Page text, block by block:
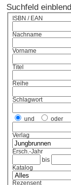
Suchfeld
ISBN / EAN
Nachname
Vorname
Titel
Reihe
Schlagwort
und oder
Verlag
Ersch.-Jahr
bis
Katalog
Rezensent